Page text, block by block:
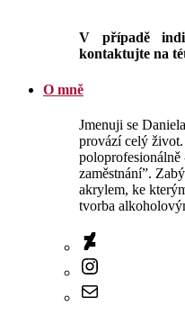
V případě
kontaktujte na
O mně
Jmenuji se
provází celý
poloprofesionálně
zaměstnání”.
akrylem, ke
tvorba